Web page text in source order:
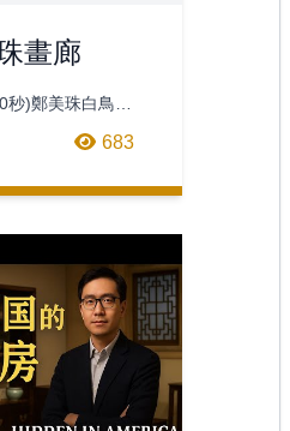
畫廊
)鄭美珠白鳥美
東衛馬里布海景
683